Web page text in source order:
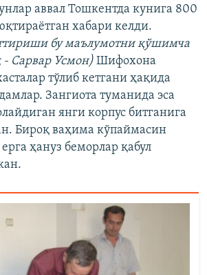
аввал Тошкентда кунига 800
хабари келди.
бу маълумотни қўшимча
Сарвар Усмон) Шифохона
тўлиб кетгани ҳақида
Зангиота туманида эса
янги корпус битганига
Бироқ ваҳима кўпаймасин
ҳануз беморлар қабул